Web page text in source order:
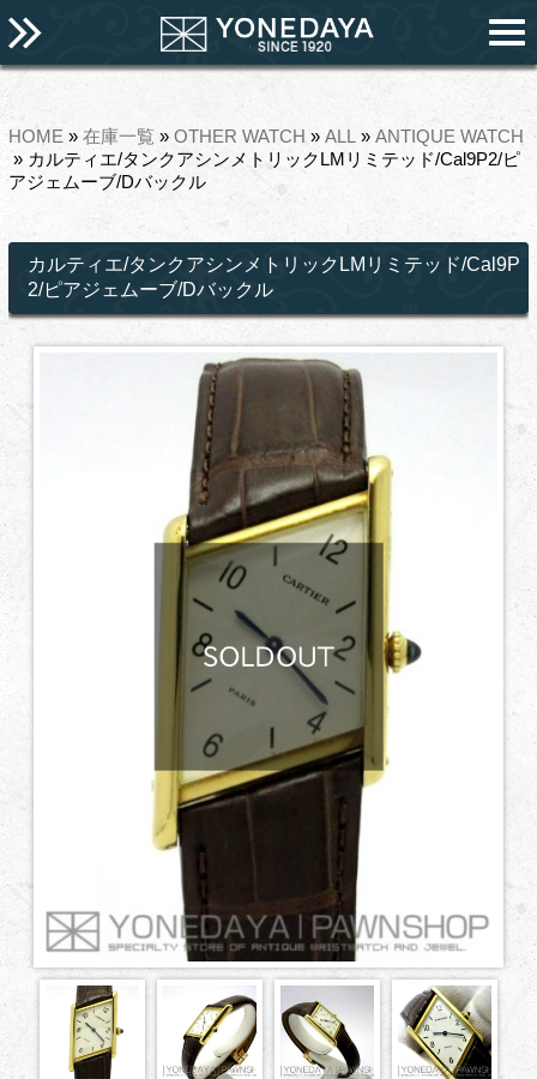
HOME » 在庫一覧 » OTHER WATCH » ALL » ANTIQUE WATCH
» カルティエ/タンクアシンメトリックLMリミテッド/Cal9P2/ピ
アジェムーブ/Dバックル
カルティエ/タンクアシンメトリックLMリミテッド/Cal9P
2/ピアジェムーブ/Dバックル